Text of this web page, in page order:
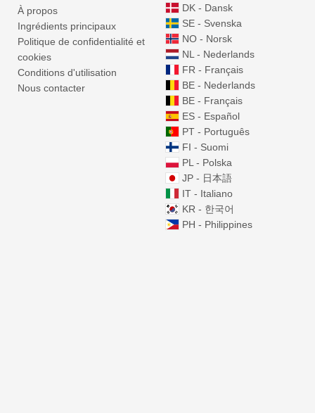
À propos
Ingrédients principaux
Politique de confidentialité et
cookies
Conditions d'utilisation
Nous contacter
DK - Dansk
SE - Svenska
NO - Norsk
NL - Nederlands
FR - Français
BE - Nederlands
BE - Français
ES - Español
PT - Português
FI - Suomi
PL - Polska
JP - 日本語
IT - Italiano
KR - 한국어
PH - Philippines